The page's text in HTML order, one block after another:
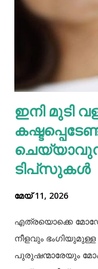
വെള്ളകടല...
സിങ്ക്, നാരുകൾ
വെള്ളക്കടല.
കഴിക്കുന്നത് ചില
എല്ലാത്തരം
ചില പ്രത്യേക
പ്രോട്ടീനാൽ
കാൽസ്യ...
ഇനി മുടി
ടിപ്‌സുകൾ
മേയ് 11, 2026
എത്രയൊക്കെ
നീളവും ഭംഗിയുമുള്ള
പുരുഷന്മാരേയും